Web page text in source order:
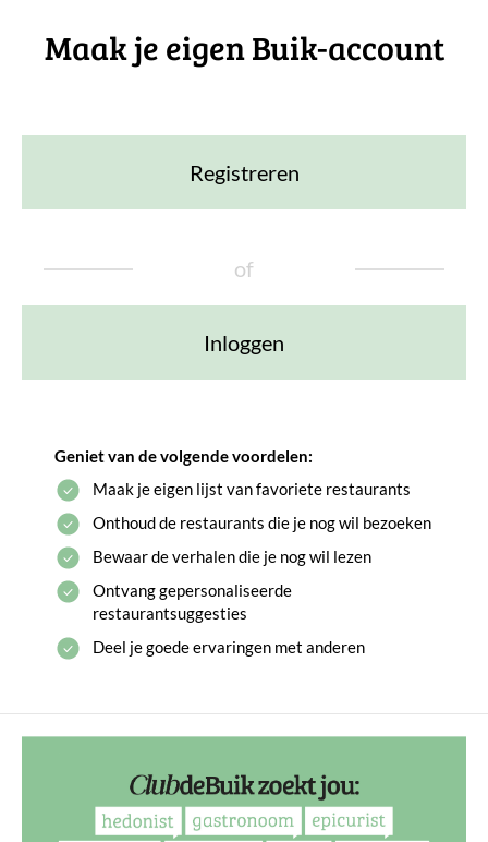
Maak je eigen Buik-account
Registreren
of
Inloggen
Geniet van de volgende voordelen:
Maak je eigen lijst van favoriete restaurants
Onthoud de restaurants die je nog wil bezoeken
Bewaar de verhalen die je nog wil lezen
Ontvang gepersonaliseerde
restaurantsuggesties
Deel je goede ervaringen met anderen